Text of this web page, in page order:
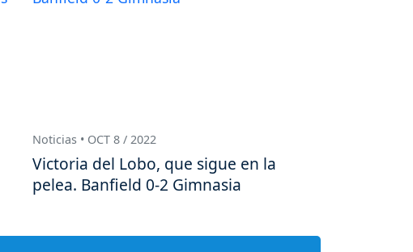
Noticias • OCT 8 / 2022
Victoria del Lobo, que sigue en la
pelea. Banfield 0-2 Gimnasia